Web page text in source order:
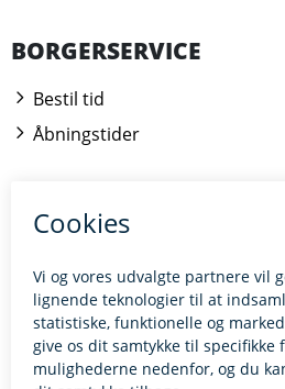
BORGERSERVICE
Bestil tid
Åbningstider
BILLUND.DK
Tilgængelighedserklæring
Giv feedback til hjemmesiden